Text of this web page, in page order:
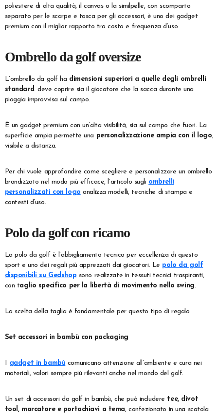
poliestere di alta qualità, il canvas o la similpelle, con scomparto
separato per le scarpe e tasca per gli accessori, è uno dei gadget
premium con il miglior rapporto tra costo e frequenza d’uso.
Ombrello da golf oversize
L’ombrello da golf ha dimensioni superiori a quelle degli ombrelli
standard: deve coprire sia il giocatore che la sacca durante una
pioggia improvvisa sul campo.
È un gadget premium con un’alta visibilità, sia sul campo che fuori. La
superficie ampia permette una personalizzazione ampia con il logo,
visibile a distanza.
Per chi vuole approfondire come scegliere e personalizzare un ombrello
brandizzato nel modo più efficace, l’articolo sugli ombrelli
personalizzati con logo analizza modelli, tecniche di stampa e
contesti d’uso.
Polo da golf con ricamo
La polo da golf è l’abbigliamento tecnico per eccellenza di questo
sport e uno dei regali più apprezzati dai giocatori. Le polo da golf
disponibili su Gedshop sono realizzate in tessuti tecnici traspiranti,
con taglio specifico per la libertà di movimento nello swing.
La scelta della taglia è fondamentale per questo tipo di regalo.
Set accessori in bambù con packaging
gadget in bambù comunicano attenzione all’ambiente e cura nei
materiali, valori sempre più rilevanti anche nel mondo del golf.
Un set di accessori da golf in bambù, che può includere tee, divot
tool, marcatore e portachiavi a tema, confezionato in una scatola